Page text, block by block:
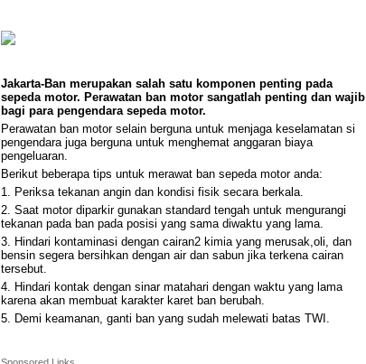
Jakarta-Ban merupakan salah satu komponen penting pada
sepeda motor. Perawatan ban motor sangatlah penting dan wajib
bagi para pengendara sepeda motor.
Perawatan ban motor selain berguna untuk menjaga keselamatan si
pengendara juga berguna untuk menghemat anggaran biaya
pengeluaran.
Berikut beberapa tips untuk merawat ban sepeda motor anda:
1. Periksa tekanan angin dan kondisi fisik secara berkala.
2. Saat motor diparkir gunakan standard tengah untuk mengurangi
tekanan pada ban pada posisi yang sama diwaktu yang lama.
3. Hindari kontaminasi dengan cairan2 kimia yang merusak,oli, dan
bensin segera bersihkan dengan air dan sabun jika terkena cairan
tersebut.
4. Hindari kontak dengan sinar matahari dengan waktu yang lama
karena akan membuat karakter karet ban berubah.
5. Demi keamanan, ganti ban yang sudah melewati batas TWI.